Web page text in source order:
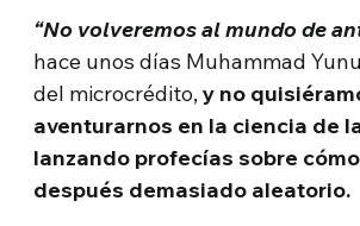
“No volveremos al mundo de
hace unos días Muhammad
del microcrédito,y no
aventurarnos en la ciencia de
lanzando profecías sobre
después demasiado aleatorio.